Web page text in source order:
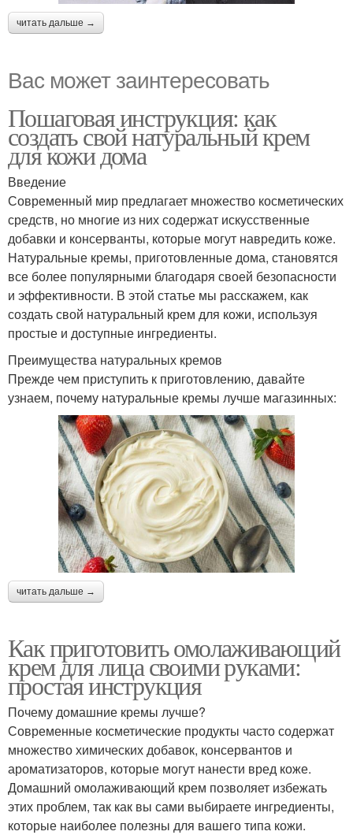
читать дальше →
Вас может заинтересовать
Пошаговая инструкция: как
создать свой натуральный крем
для кожи дома
Введение
Современный мир предлагает множество косметических
средств, но многие из них содержат искусственные
добавки и консерванты, которые могут навредить коже.
Натуральные кремы, приготовленные дома, становятся
все более популярными благодаря своей безопасности
и эффективности. В этой статье мы расскажем, как
создать свой натуральный крем для кожи, используя
простые и доступные ингредиенты.
Преимущества натуральных кремов
Прежде чем приступить к приготовлению, давайте
узнаем, почему натуральные кремы лучше магазинных:
читать дальше →
Как приготовить омолаживающий
крем для лица своими руками:
простая инструкция
Почему домашние кремы лучше?
Современные косметические продукты часто содержат
множество химических добавок, консервантов и
ароматизаторов, которые могут нанести вред коже.
Домашний омолаживающий крем позволяет избежать
этих проблем, так как вы сами выбираете ингредиенты,
которые наиболее полезны для вашего типа кожи.